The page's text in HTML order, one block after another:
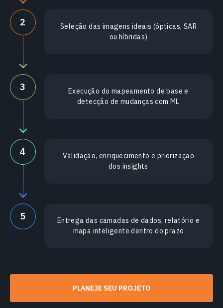
2
Seleção das imagens ideais (ópticas, SAR
ou híbridas)
3
Execução do mapeamento de base e
detecção de mudanças com ML
4
Validação, enriquecimento e priorização
dos insights
5
Entrega das camadas de dados, relatório e
mapa inteligente dentro do prazo
PLANEJE SEU PROJETO